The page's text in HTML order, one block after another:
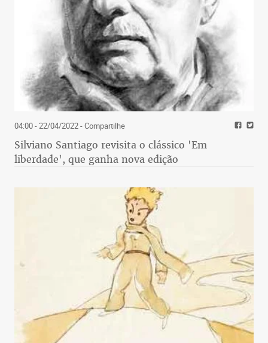
04:00 - 22/04/2022- Compartilhe
Silviano Santiago revisita o clássico 'Em
liberdade', que ganha nova edição